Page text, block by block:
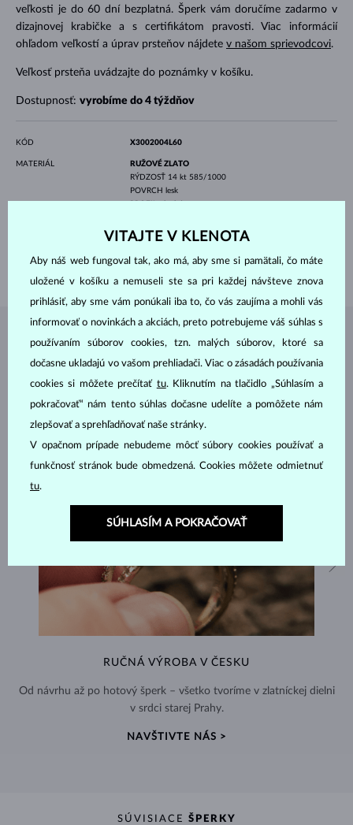
veľkosti je do 60 dní bezplatná. Šperk vám doručíme zadarmo v
dizajnovej krabičke a s certifikátom pravosti. Viac informácií
ohľadom veľkostí a úprav prsteňov nájdete v našom sprievodcovi.
Veľkosť prsteňa uvádzajte do poznámky v košíku.
Dostupnosť: vyrobíme do 4 týždňov
KÓD X3002004L60
MATERIÁL
RUŽOVÉ ZLATO
RÝDZOSŤ 14 kt 585/1000
POVRCH
lesk
4.25 g
ŠPERKY ZATELIÉRU KLENOTA
RUČNÁ VÝROBA V ČESKU
Od návrhu až po hotový šperk – všetko tvoríme v zlatníckej dielni
v srdci starej Prahy.
NAVŠTIVTE NÁS >
SÚVISIACE ŠPERKY
VITAJTE V KLENOTA
Aby náš web fungoval tak, ako má, aby sme si pamätali, čo máte
uložené v košíku a nemuseli ste sa pri každej návšteve znova
prihlásiť, aby sme vám ponúkali iba to, čo vás zaujíma a mohli vás
informovať o novinkách a akciách, preto potrebujeme váš súhlas s
používaním súborov cookies, tzn. malých súborov, ktoré sa
dočasne ukladajú vo vašom prehliadači. Viac o zásadách používania
cookies si môžete prečítať tu. Kliknutím na tlačidlo „Súhlasím a
pokračovať“ nám tento súhlas dočasne udelíte a pomôžete nám
zlepšovať a sprehľadňovať naše stránky.
V opačnom prípade nebudeme môcť súbory cookies používať a
funkčnosť stránok bude obmedzená. Cookies môžete odmietnuť
tu.
SÚHLASÍM A POKRAČOVAŤ